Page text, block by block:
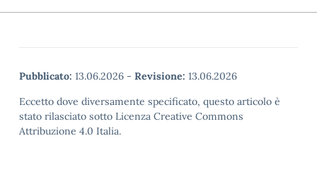
Pubblicato: 13.06.2026 - Revisione: 13.06.2026
Eccetto dove diversamente specificato, questo articolo è
stato rilasciato sotto Licenza Creative Commons
Attribuzione 4.0 Italia.